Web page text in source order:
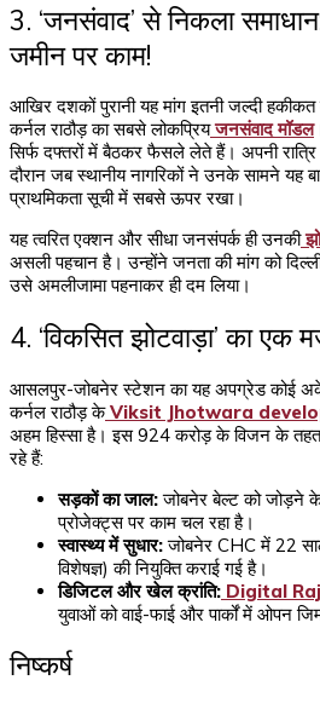
3. ‘जनसंवाद’ से निकला
जमीन पर काम!
आखिर दशकों पुरानी यह मांग इतनी जल्दी
कर्नल राठौड़ का सबसे लोकप्रिय जनसंवाद मॉडल
सिर्फ दफ्तरों में बैठकर फैसले लेते हैं। अपनी रात्रि
दौरान जब स्थानीय नागरिकों ने उनके सामने यह
प्राथमिकता सूची में सबसे ऊपर रखा।
यह त्वरित एक्शन और सीधा जनसंपर्क ही उनकी
असली पहचान है। उन्होंने जनता की मांग को
उसे अमलीजामा पहनाकर ही दम लिया।
4. ‘विकसित झोटवाड़ा’ का एक
आसलपुर-जोबनेर स्टेशन का यह अपग्रेड कोई
कर्नल राठौड़ के Viksit Jhotwara
अहम हिस्सा है। इस ₹924 करोड़ के विजन के तहत
रहे हैं:
सड़कों का जाल:जोबनेर बेल्ट को जोड़ने
प्रोजेक्ट्स पर काम चल रहा है।
स्वास्थ्य में सुधार:जोबनेर CHC में 22
विशेषज्ञ) की नियुक्ति कराई गई है।
डिजिटल और खेल क्रांति: Digital
युवाओं को वाई-फाई और पार्कों में ओपन
निष्कर्ष